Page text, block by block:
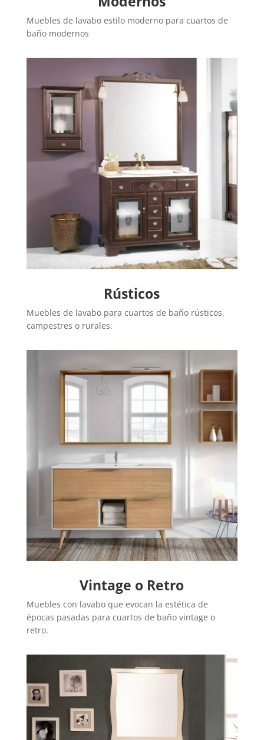
Muebles de lavabo estilo moderno para cuartos de
baño modernos
Rústicos
Muebles de lavabo para cuartos de baño rústicos,
campestres o rurales.
Vintage o Retro
Muebles con lavabo que evocan la estética de
épocas pasadas para cuartos de baño vintage o
retro.